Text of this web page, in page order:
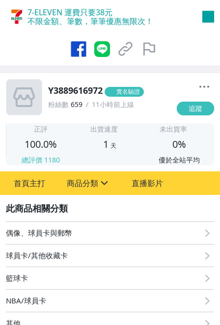
7-ELEVEN 運費只要38元
不限金額、筆數，筆筆優惠無限次！
Y3889616972 實名驗證
粉絲數 659 11小時前上線 追蹤
正評
100.0%
總評價 1180
出貨速度
1 天
未出貨率
0%
優於全站平均
首頁主打 商品分類
偶像、球員卡與郵幣
直播影片
偶像、球員卡與郵幣
球員卡/其他收藏卡
籃球卡
NBA/球員卡
其他